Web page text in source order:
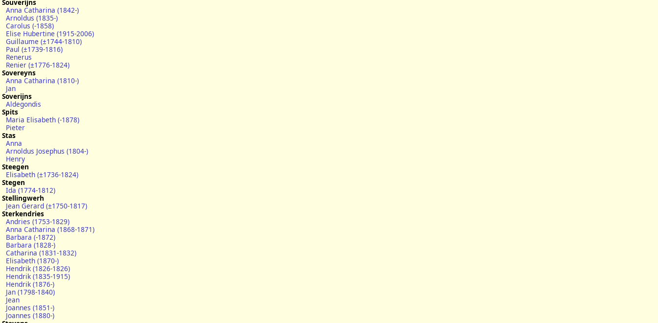
Souverijns
Anna Catharina (1842-)
Arnoldus (1835-)
Carolus (-1858)
Elise Hubertine (1915-2006)
Guillaume (±1744-1810)
Paul (±1739-1816)
Renerus
Renier (±1776-1824)
Sovereyns
Anna Catharina (1810-)
Jan
Soverijns
Aldegondis
Spits
Maria Elisabeth (-1878)
Pieter
Stas
Anna
Arnoldus Josephus (1804-)
Henry
Steegen
Elisabeth (±1736-1824)
Stegen
Ida (1774-1812)
Stellingwerh
Jean Gerard (±1750-1817)
Sterkendries
Andries (1753-1829)
Anna Catharina (1868-1871)
Barbara (-1872)
Barbara (1828-)
Catharina (1831-1832)
Elisabeth (1870-)
Hendrik (1826-1826)
Hendrik (1835-1915)
Hendrik (1876-)
Jan (1798-1840)
Jean
Joannes (1851-)
Joannes (1880-)